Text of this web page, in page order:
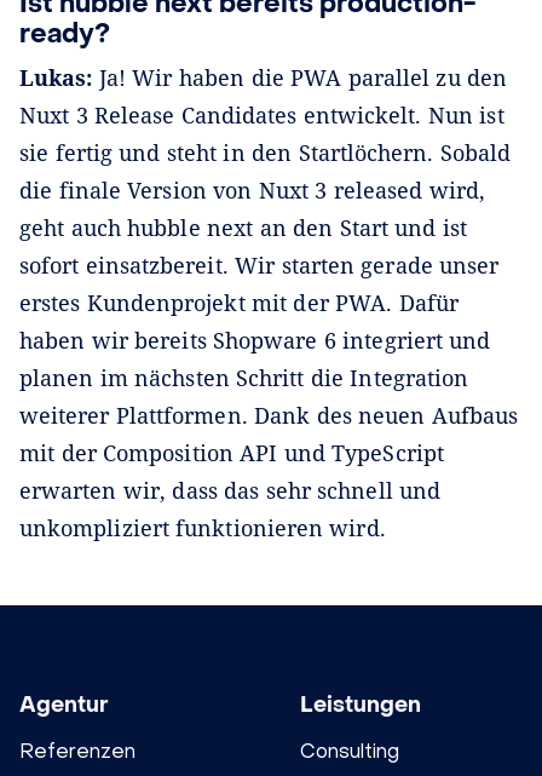
ready?
Lukas: Ja! Wir haben die PWA parallel zu den
Nuxt 3 Release Candidates entwickelt. Nun ist
sie fertig und steht in den Startlöchern. Sobald
die finale Version von Nuxt 3 released wird,
geht auch hubble next an den Start und ist
sofort einsatzbereit. Wir starten gerade unser
erstes Kundenprojekt mit der PWA. Dafür
haben wir bereits Shopware 6 integriert und
planen im nächsten Schritt die Integration
weiterer Plattformen. Dank des neuen Aufbaus
mit der Composition API und TypeScript
erwarten wir, dass das sehr schnell und
unkompliziert funktionieren wird.
Agentur
Referenzen
Leistungen
Consulting